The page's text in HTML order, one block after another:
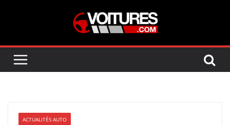
ACTUALITÉS AUTO